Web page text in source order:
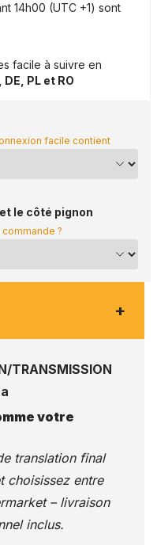
14h00 (UTC +1) sont
facile à suivre en
DE, PL et RO
facile contient
le côté pignon
?
+
TRANSMISSION
votre
translation final
choisissez entre
– livraison
inclus.